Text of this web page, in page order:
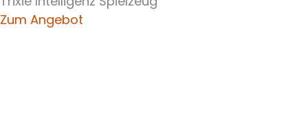
Zum Angebot